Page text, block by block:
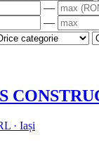
—
—
· Iași